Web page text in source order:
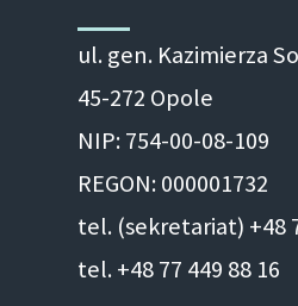
ul. gen. Kazimierza
45-272 Opole
NIP: 754-00-08-109
REGON: 000001732
tel. (sekretariat) +48
tel. +48 77 449 88 16